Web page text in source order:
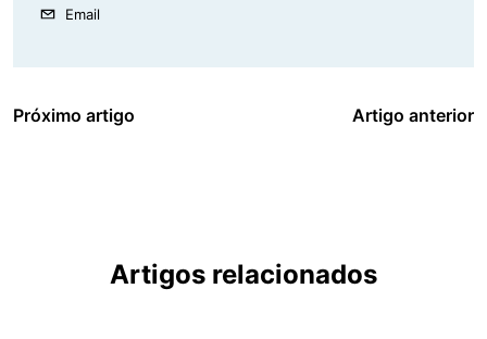
Email
Próximo artigo Artigo anterior
Artigos relacionados